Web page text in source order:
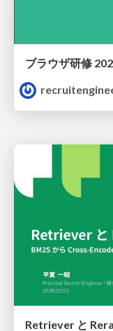
ブラウザ研修
Retriever と